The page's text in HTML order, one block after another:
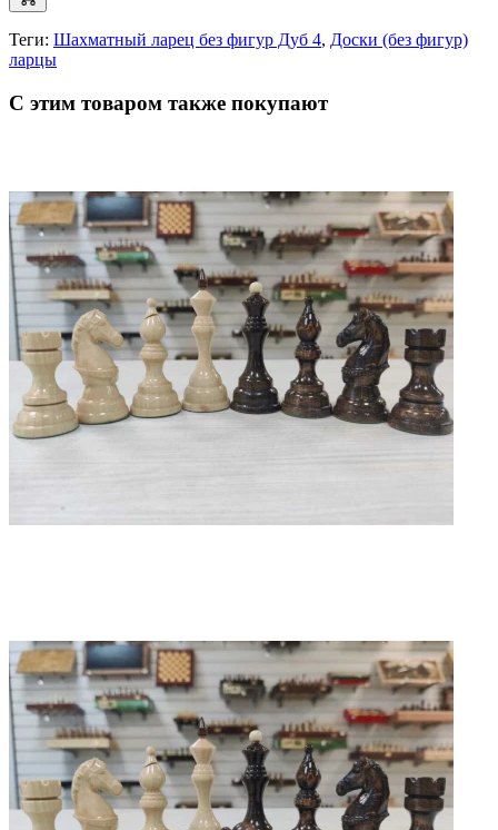
Теги: Шахматный ларец без фигур Дуб 4, Доски (без фигур)
ларцы
С этим товаром также покупают